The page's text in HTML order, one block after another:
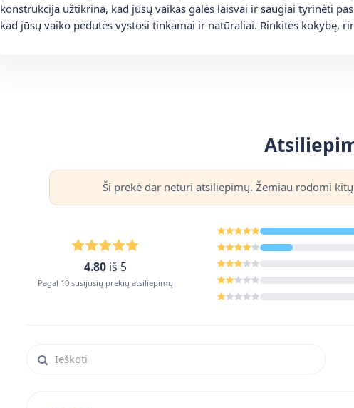
konstrukcija užtikrina, kad jūsų vaikas galės laisvai ir saugiai tyrinėti
kad jūsų vaiko pėdutės vystosi tinkamai ir natūraliai. Rinkitės kokybę,
Ši prekė dar neturi atsiliepimų. Žemiau rodomi
4.80 iš 5
Pagal 10 susijusių prekių atsiliepimų
Ieškoti atsiliepimuose